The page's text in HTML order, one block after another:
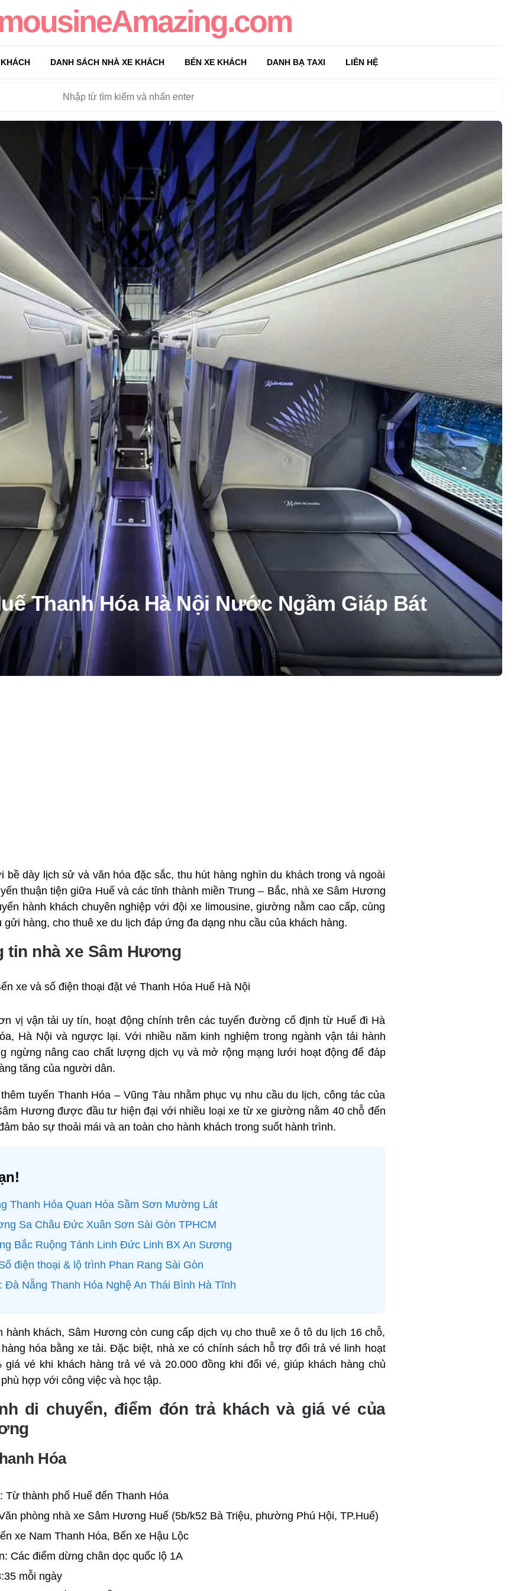
DANH SÁCH NHÀ XE KHÁCH BẾN XE KHÁCH DANH BẠ TAXI LIÊN HỆ
Thanh Hóa Hà Nội Nước Ngầm Giáp Bát
bề dày lịch sử và văn hóa đặc sắc, thu hút hàng nghìn du khách trong và ngoài
thuận tiện giữa Huế và các tỉnh thành miền Trung – Bắc, nhà xe Sâm Hương
hành khách chuyên nghiệp với đội xe limousine, giường nằm cao cấp, cùng
hàng, cho thuê xe du lịch đáp ứng đa dạng nhu cầu của khách hàng.
tin nhà xe Sâm Hương
vị vận tải uy tín, hoạt động chính trên các tuyến đường cố định từ Huế đi Hà
Hà Nội và ngược lại. Với nhiều năm kinh nghiệm trong ngành vận tải hành
ngừng nâng cao chất lượng dịch vụ và mở rộng mạng lưới hoạt động để đáp
tăng của người dân.
tuyến Thanh Hóa – Vũng Tàu nhằm phục vụ nhu cầu du lịch, công tác của
Hương được đầu tư hiện đại với nhiều loại xe từ xe giường nằm 40 chỗ đến
bảo sự thoải mái và an toàn cho hành khách trong suốt hành trình.
Thanh Hóa Quan Hóa Sầm Sơn Mường Lát
Sa Châu Đức Xuân Sơn Sài Gòn TPHCM
Bắc Ruộng Tánh Linh Đức Linh BX An Sương
điện thoại & lộ trình Phan Rang Sài Gòn
Đà Nẵng Thanh Hóa Nghệ An Thái Bình Hà Tĩnh
hành khách, Sâm Hương còn cung cấp dịch vụ cho thuê xe ô tô du lịch 16 chỗ,
hóa bằng xe tải. Đặc biệt, nhà xe có chính sách hỗ trợ đổi trả vé linh hoạt
vé khi khách hàng trả vé và 20.000 đồng khi đổi vé, giúp khách hàng chủ
hợp với công việc và học tập.
di chuyển, điểm đón trả khách và giá vé của
Hóa
Từ thành phố Huế đến Thanh Hóa
phòng nhà xe Sâm Hương Huế (5b/k52 Bà Triệu, phường Phú Hội, TP.Huế)
xe Nam Thanh Hóa, Bến xe Hậu Lộc
Các điểm dừng chân dọc quốc lộ 1A
mỗi ngày